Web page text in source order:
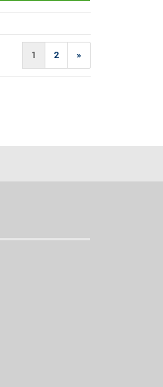
1 2 »